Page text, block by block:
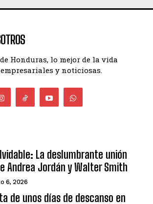
Honduras, lo mejor de la vida
y noticiosas.
La deslumbrante unión
Andrea Jordán y Walter Smith
6, 2026
de unos días de descanso en